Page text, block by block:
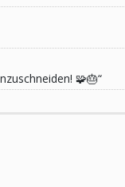
🧩🎂“